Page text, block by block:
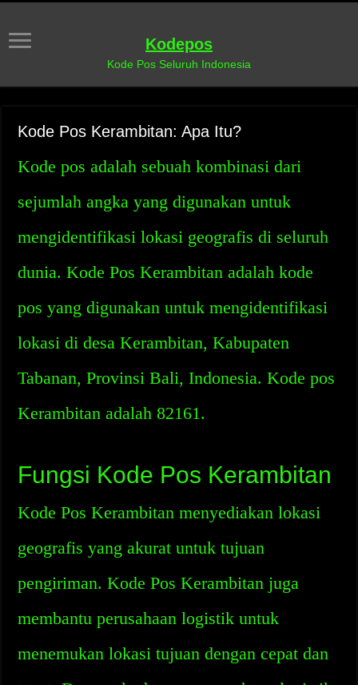
Kodepos
Kode Pos Seluruh Indonesia
Kode Pos Kerambitan: Apa Itu?
Kode pos adalah sebuah kombinasi dari
sejumlah angka yang digunakan untuk
mengidentifikasi lokasi geografis di seluruh
dunia. Kode Pos Kerambitan adalah kode
pos yang digunakan untuk mengidentifikasi
lokasi di desa Kerambitan, Kabupaten
Tabanan, Provinsi Bali, Indonesia. Kode pos
Kerambitan adalah 82161.
Fungsi Kode Pos Kerambitan
Kode Pos Kerambitan menyediakan lokasi
geografis yang akurat untuk tujuan
pengiriman. Kode Pos Kerambitan juga
membantu perusahaan logistik untuk
menemukan lokasi tujuan dengan cepat dan